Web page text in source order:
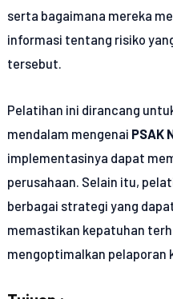
serta bagaimana mereka
informasi tentang risiko
tersebut.
Pelatihan ini dirancang
mendalam mengenai PSAK
implementasinya dapat
perusahaan. Selain itu,
berbagai strategi yang
memastikan kepatuhan
mengoptimalkan pelaporan